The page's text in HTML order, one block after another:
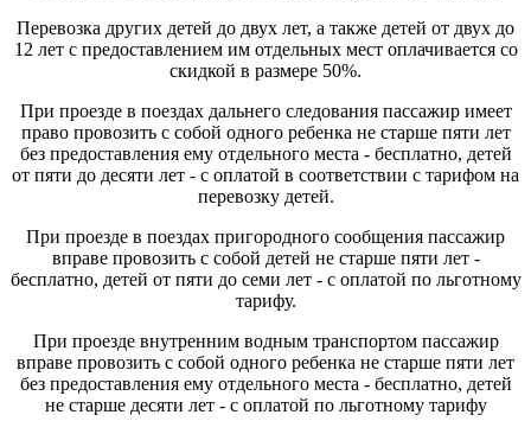
Перевозка других детей до двух лет, а также детей от двух до
12 лет с предоставлением им отдельных мест оплачивается со
скидкой в размере 50%.
При проезде в поездах дальнего следования пассажир имеет
право провозить с собой одного ребенка не старше пяти лет
без предоставления ему отдельного места - бесплатно, детей
от пяти до десяти лет - с оплатой в соответствии с тарифом на
перевозку детей.
При проезде в поездах пригородного сообщения пассажир
вправе провозить с собой детей не старше пяти лет -
бесплатно, детей от пяти до семи лет - с оплатой по льготному
тарифу.
При проезде внутренним водным транспортом пассажир
вправе провозить с собой одного ребенка не старше пяти лет
без предоставления ему отдельного места - бесплатно, детей
не старше десяти лет - с оплатой по льготному тарифу